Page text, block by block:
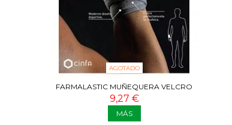
AGOTADO
FARMALASTIC MUÑEQUERA VELCRO
NEOPRENO
9,27 €
MÁS